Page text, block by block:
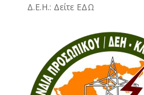
Δ.Ε.Η.: Δείτε ΕΔΩ